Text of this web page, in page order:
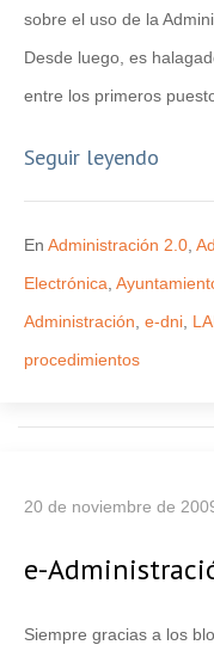
sobre el uso de la
Desde luego, es
entre los primeros
Seguir leyendo
En Administración 2.0
Electrónica
Administración e-dni
procedimientos
20 de noviembre de
e-
Siempre gracias a los